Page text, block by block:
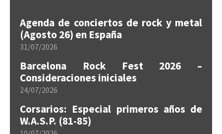
Agenda de conciertos de rock y metal
(Agosto 26) en España
31/07/2026
Barcelona Rock Fest 2026 –
Consideraciones iniciales
24/07/2026
Corsarios: Especial primeros años de
W.A.S.P. (81-85)